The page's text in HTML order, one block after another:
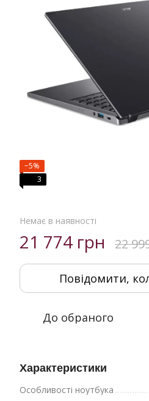
−5%
3
Немає в наявності
21 774 грн 22
Повідомити,
До обраного
Характеристики
Особливості ноутбука